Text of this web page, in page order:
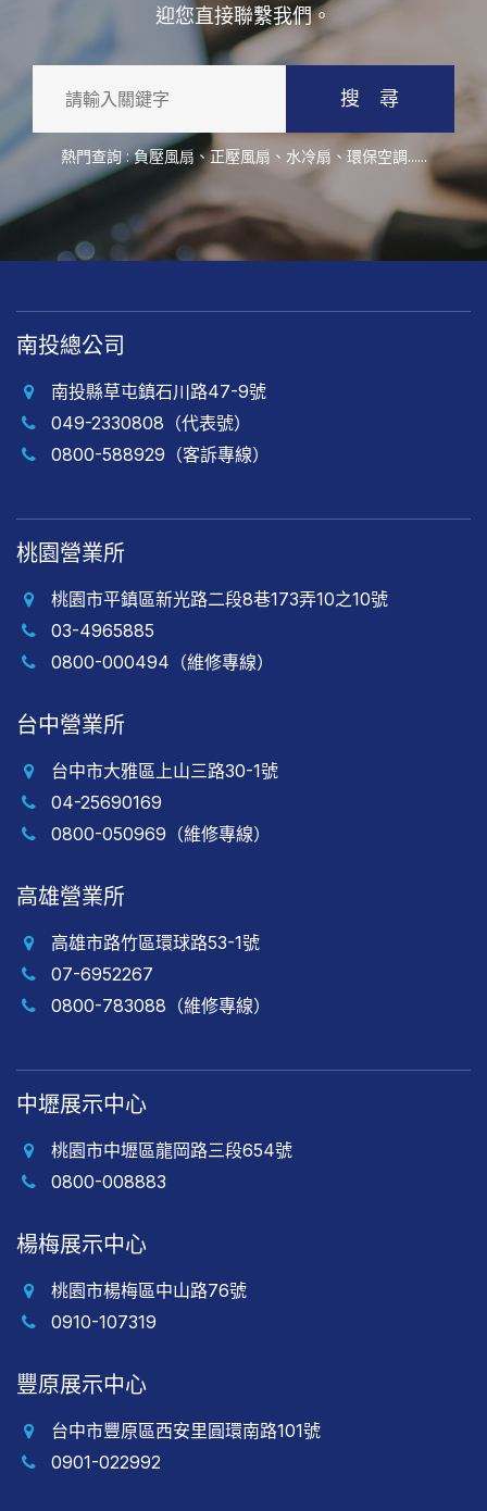
迎您直接聯繫我們。
搜 尋
熱門查詢 :負壓風扇 、正壓風扇 、 水冷扇 、 環保空調......
南投總公司
南投縣草屯鎮石川路47-9號
049-2330808（代表號）
0800-588929（客訴專線）
桃園營業所
桃園市平鎮區新光路二段8巷173弄10之10號
03-4965885
0800-000494（維修專線）
台中營業所
台中市大雅區上山三路30-1號
04-25690169
0800-050969（維修專線）
高雄營業所
高雄市路竹區環球路53-1號
07-6952267
0800-783088（維修專線）
中壢展示中心
桃園市中壢區龍岡路三段654號
0800-008883
楊梅展示中心
桃園市楊梅區中山路76號
0910-107319
豐原展示中心
台中市豐原區西安里圓環南路101號
0901-022992